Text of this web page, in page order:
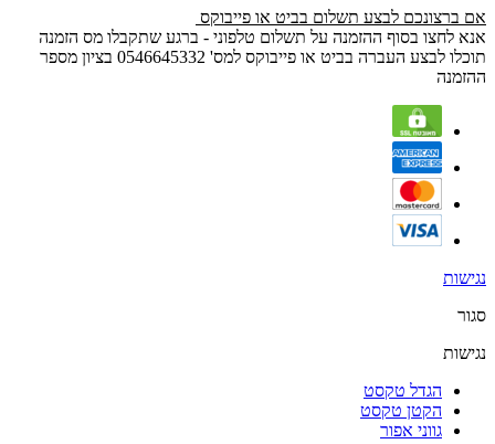
אם ברצונכם לבצע תשלום בביט או פייבוקס
אנא לחצו בסוף ההזמנה על תשלום טלפוני - ברגע שתקבלו מס הזמנה
תוכלו לבצע העברה בביט או פייבוקס למס' 0546645332 בציון מספר
ההזמנה
נגישות
סגור
נגישות
הגדל טקסט
הקטן טקסט
גווני אפור